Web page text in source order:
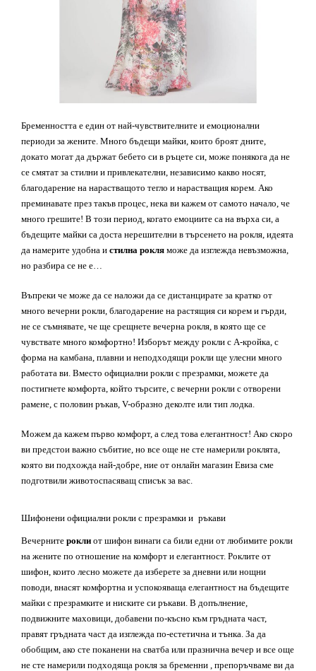
Бременността е един от най-чувствителните и емоционални
периоди за жените. Много бъдещи майки, които броят дните,
докато могат да държат бебето си в ръцете си, може понякога да не
се смятат за стилни и привлекателни, независимо какво носят,
благодарение на нарастващото тегло и нарастващия корем. Ако
преминавате през такъв процес, нека ви кажем от самото начало, че
много грешите! В този период, когато емоциите са на върха си, а
бъдещите майки са доста нерешителни в търсенето на рокля, идеята
да намерите удобна и стилна рокля може да изглежда невъзможна,
но разбира се не е…
Въпреки че може да се наложи да се дистанцирате за кратко от
много вечерни рокли, благодарение на растящия си корем и гърди,
не се съмнявате, че ще срещнете вечерна рокля, в която ще се
чувствате много комфортно! Изборът между рокли с А-кройка, с
форма на камбана, плавни и неподходящи рокли ще улесни много
работата ви. Вместо официални рокли с презрамки, можете да
постигнете комфорта, който търсите, с вечерни рокли с отворени
рамене, с половин ръкав, V-образно деколте или тип лодка.
Можем да кажем първо комфорт, а след това елегантност! Ако скоро
ви предстои важно събитие, но все още не сте намерили роклята,
която ви подхожда най-добре, ние от онлайн магазин Евиза сме
подготвили животоспасяващ списък за вас.
Шифонени официални рокли с презрамки и ръкави
Вечерните рокли от шифон винаги са били едни от любимите рокли
на жените по отношение на комфорт и елегантност. Роклите от
шифон, които лесно можете да изберете за дневни или нощни
поводи, внасят комфортна и успокояваща елегантност на бъдещите
майки с презрамките и ниските си ръкави. В допълнение,
подвижните маховици, добавени по-късно към гръдната част,
правят гръдната част да изглежда по-естетична и тънка. За да
обобщим, ако сте поканени на сватба или празнична вечер и все още
не сте намерили подходяща рокля за бременни , препоръчваме ви да